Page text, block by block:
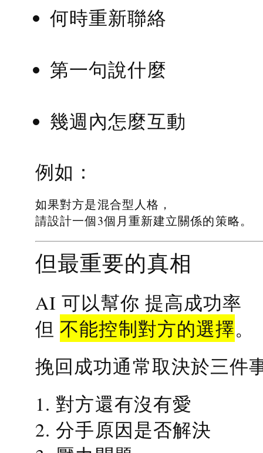
何時重新聯絡
第一句說什麼
幾週內怎麼互動
例如：
如果對方是混合型人格，
請設計一個3個月重新建立關係的策略。
但最重要的真相
AI 可以幫你 提高成功率
但不能控制對方的選擇。
挽回成功通常取決於三件
1. 對方還有沒有愛
2. 分手原因是否解決